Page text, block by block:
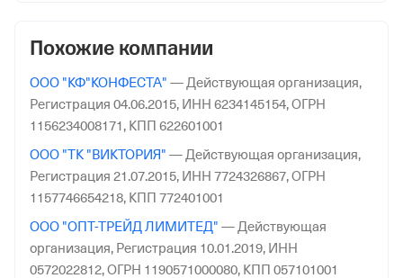
Похожие компании
ООО "КФ"КОНФЕСТА" — Действующая организация,
Регистрация 04.06.2015, ИНН 6234145154,ОГРН
1156234008171, КПП 622601001
ООО "ТК "ВИКТОРИЯ" — Действующая организация,
Регистрация 21.07.2015, ИНН 7724326867,ОГРН
1157746654218, КПП 772401001
ООО "ОПТ-ТРЕЙД ЛИМИТЕД" — Действующая
организация, Регистрация 10.01.2019, ИНН
0572022812,ОГРН 1190571000080, КПП 057101001